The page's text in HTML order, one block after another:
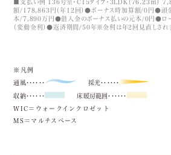
■支払い例 136号室・C15タイプ・3LDK（76.23㎡）
額/178,863円（年12回）●ボーナス時加算額/0円●頭
本/7,890万円●借入金のボーナス払いの元本/0円●ロ
（変動金利）●返済期間/50年※金利は年2回見直しされま
※凡例
通風･･････ 採光･･････
収納･･････ 床暖房範囲･･････
WIC＝ウォークインクロゼット
MS＝マルチスペース